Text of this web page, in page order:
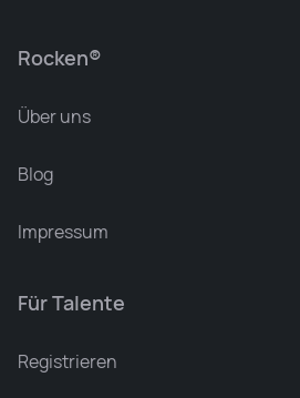
Rocken®
Über uns
Blog
Impressum
Für Talente
Registrieren